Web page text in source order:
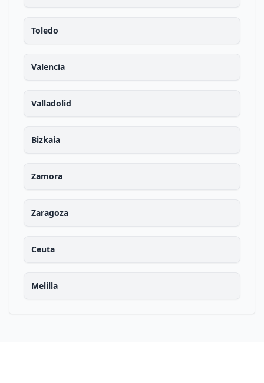
Toledo
Valencia
Valladolid
Bizkaia
Zamora
Zaragoza
Ceuta
Melilla